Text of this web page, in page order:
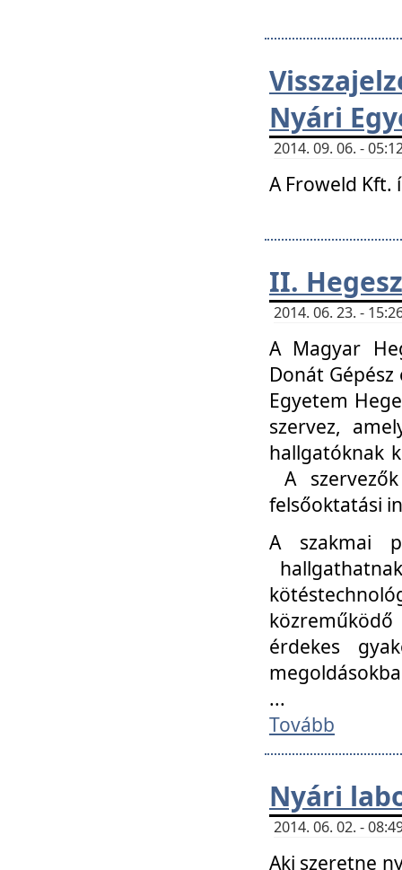
Nyári
2014. 09. 06. -
A Froweld
II.
2014. 06. 23. -
A Magyar
Donát
Egyetem
szervez,
hallgatóknak
A
felsőoktatási
A szakmai
érdekes
...
Tovább
Nyári
2014. 06. 02. -
Aki szeretne